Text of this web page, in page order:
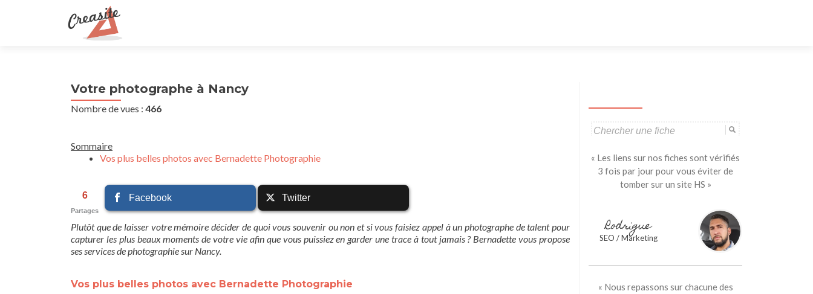
Votre photographe à Nancy
Nombre de vues : 466
Sommaire
Vos plus belles photos avec Bernadette Photographie
6
Partages
Facebook Twitter
Plutôt que de laisser votre mémoire décider de quoi vous souvenir ou non et si vous faisiez appel à un photographe de talent pour
capturer les plus beaux moments de votre vie afin que vous puissiez en garder une trace à tout jamais ? Bernadette vous propose
ses services de photographie sur Nancy.
Vos plus belles photos avec Bernadette Photographie
Search
« Les liens sur nos fiches sont vérifiés
3 fois par jour pour vous éviter de
tomber sur un site HS »
Rodrigue
SEO / Marketing
« Nous repassons sur chacune des